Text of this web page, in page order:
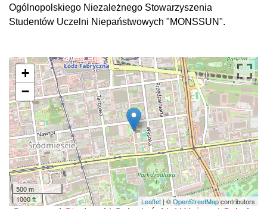
Ogólnopolskiego Niezależnego Stowarzyszenia
Studentów Uczelni Niepaństwowych "MONSSUN".
+
−
500 m
1000 ft
Leaflet| ©OpenStreetMapcontributors